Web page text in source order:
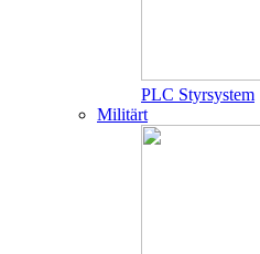
PLC Styrsystem
Militärt